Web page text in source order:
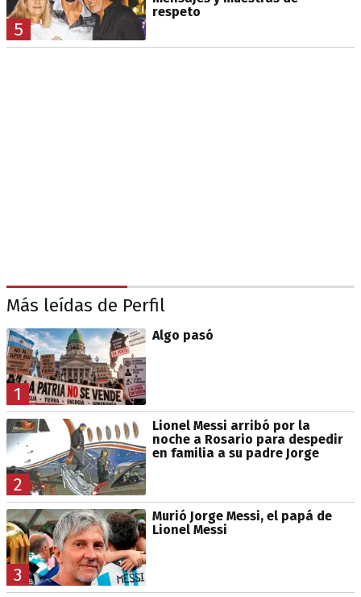
5
respeto
Más leídas de Perfil
1
Algo pasó
2
Lionel Messi arribó por la
noche a Rosario para despedir
en familia a su padre Jorge
3
Murió Jorge Messi, el papá de
Lionel Messi